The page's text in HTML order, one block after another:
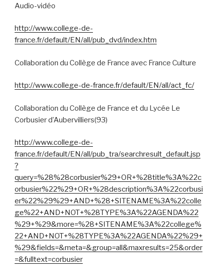
Audio-vidéo
http://www.college-de-
france.fr/default/EN/all/pub_dvd/index.htm
Collaboration du Collège de France avec France Culture
http://www.college-de-france.fr/default/EN/all/act_fc/
Collaboration du Collège de France et du Lycée Le
Corbusier d’Aubervilliers(93)
http://www.college-de-
france.fr/default/EN/all/pub_tra/searchresult_default.jsp
?
query=%28%28corbusier%29+OR+%28title%3A%22c
orbusier%22%29+OR+%28description%3A%22corbusi
er%22%29%29+AND+%28+SITENAME%3A%22colle
ge%22+AND+NOT+%28TYPE%3A%22AGENDA%22
%29+%29&more=%28+SITENAME%3A%22college%
22+AND+NOT+%28TYPE%3A%22AGENDA%22%29+
%29&fields=&meta=&group=all&maxresults=25&order
=&fulltext=corbusier